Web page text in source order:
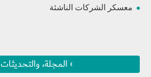
معسكر الشركات الناشئة
› المجلة، والتحديثات